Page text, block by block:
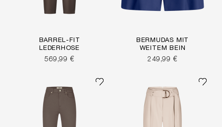
BARREL-FIT
LEDERHOSE
569,99 €
BERMUDAS MIT
WEITEM BEIN
249,99 €